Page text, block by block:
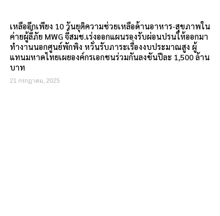
เหลืออีกเพียง 10 วันยุติความช่วยเหลือด้านอาหาร-สุขภาพใน
ค่ายผู้ลี้ภัย MWG จี้สมช.เร่งออกแผนรองรับผ่อนปรนให้ออกมา
ทำงานนอกศูนย์พักพิง หวั่นรับภาระเรื่องงบประมาณสูง ผู้
แทนมหาดไทยเผยองค์กรเอกชนร่วมกันลงขันปีละ 1,500 ล้าน
บาท
21 กรกฎาคม, 2025